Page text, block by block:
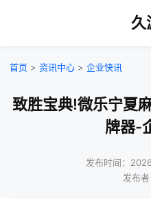
久
首页 > 资讯中心 > 企业快讯
致胜宝典!微乐宁夏
牌器-
发布时间：
发布